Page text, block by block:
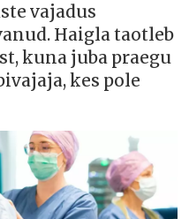
vajadus
Haigla taotleb
kuna juba praegu
kes pole